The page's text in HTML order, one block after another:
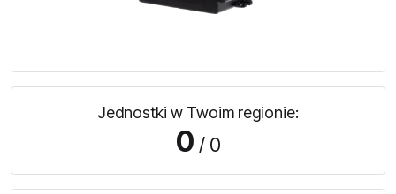
Jednostki w Twoim regionie:
0 / 0